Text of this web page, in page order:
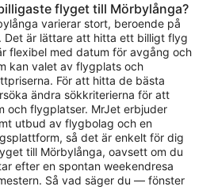
flyget till Mörbylånga?
varierar stort, beroende på
Det är lättare att hitta ett billigt flyg
flexibel med datum för avgång och
kan valet av flygplats och
För att hitta de bästa
ändra sökkriterierna för att
och flygplatser. MrJet erbjuder
utbud av flygbolag och en
så det är enkelt för dig
till Mörbylånga, oavsett om du
efter en spontan weekendresa
Så vad säger du — fönster